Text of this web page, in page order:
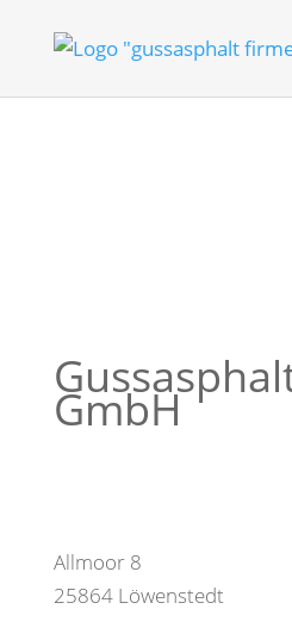
GmbH
Allmoor 8
25864 Löwenstedt